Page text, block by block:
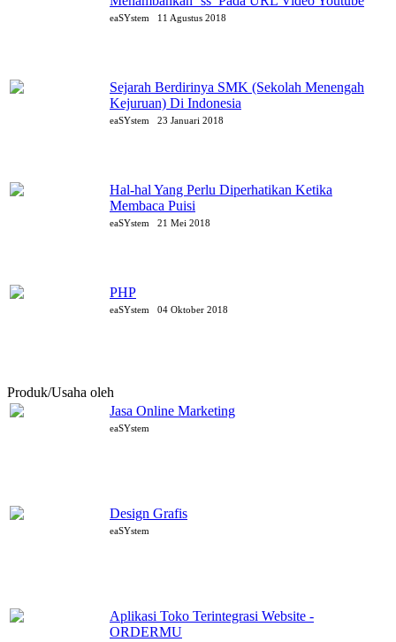
eaSYstem 11 Agustus 2018
Sejarah Berdirinya SMK (Sekolah Menengah
Kejuruan) Di Indonesia
eaSYstem 23 Januari 2018
Hal-hal Yang Perlu Diperhatikan Ketika
Membaca Puisi
eaSYstem 21 Mei 2018
PHP
eaSYstem 04 Oktober 2018
Produk/Usaha oleh
Jasa Online Marketing
eaSYstem
Design Grafis
eaSYstem
Aplikasi Toko Terintegrasi Website -
ORDERMU